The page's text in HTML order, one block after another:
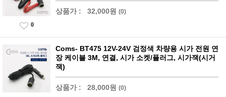
상품가 : 32,000원 (0)
0
Coms- BT475 12V-24V 검정색 차량용 시가 전원 연
장 케이블 3M, 연결, 시가 소켓/플러그, 시가잭(시거
잭)
상품가 : 28,000원 (0)